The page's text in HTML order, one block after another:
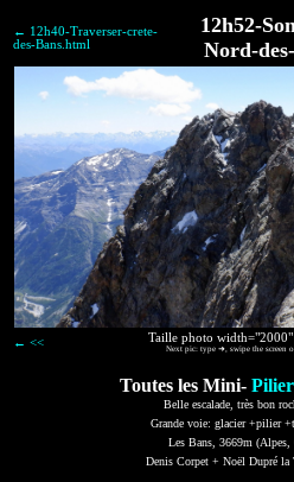
← 12h40-Traverser-crete-
des-Bans.html
12h52-
Nord-
← << Taille photo
Next pic: type ➜, swipe the screen
Toutes les Mini-
Belle escalade, très bon
Grande voie: glacier +pilier
Les Bans, 3669m (Alpes,
Denis Corpet + Noël Dupré